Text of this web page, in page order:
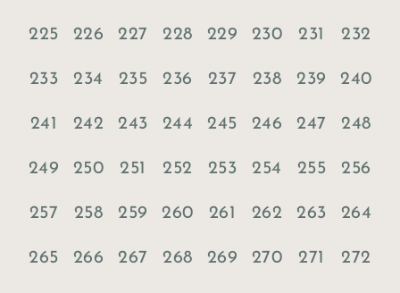
225 226 227 228 229 230 231 232
233 234 235 236 237 238 239 240
241 242 243 244 245 246 247 248
249 250 251 252 253 254 255 256
257 258 259 260 261 262 263 264
265 266 267 268 269 270 271 272